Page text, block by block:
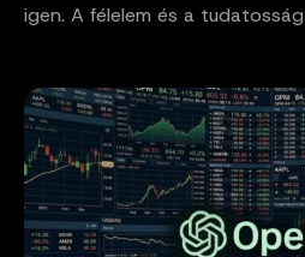
igen. A félelem és a